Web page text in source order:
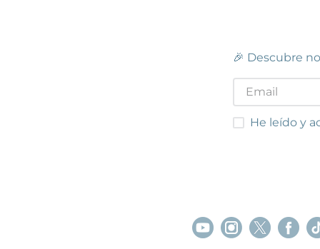
STOCK DISPONIBLE
🎉 Descubre
He leído y
He leído y